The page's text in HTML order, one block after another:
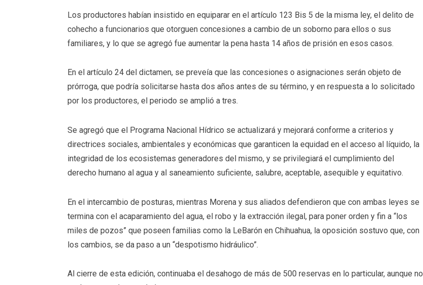
Los productores habían insistido en equiparar en el artículo 123 Bis 5 de la misma ley, el delito de
cohecho a funcionarios que otorguen concesiones a cambio de un soborno para ellos o sus
familiares, y lo que se agregó fue aumentar la pena hasta 14 años de prisión en esos casos.
En el artículo 24 del dictamen, se preveía que las concesiones o asignaciones serán objeto de
prórroga, que podría solicitarse hasta dos años antes de su término, y en respuesta a lo solicitado
por los productores, el periodo se amplió a tres.
Se agregó que el Programa Nacional Hídrico se actualizará y mejorará conforme a criterios y
directrices sociales, ambientales y económicas que garanticen la equidad en el acceso al líquido, la
integridad de los ecosistemas generadores del mismo, y se privilegiará el cumplimiento del
derecho humano al agua y al saneamiento suficiente, salubre, aceptable, asequible y equitativo.
En el intercambio de posturas, mientras Morena y sus aliados defendieron que con ambas leyes se
termina con el acaparamiento del agua, el robo y la extracción ilegal, para poner orden y fin a “los
miles de pozos” que poseen familias como la LeBarón en Chihuahua, la oposición sostuvo que, con
los cambios, se da paso a un “despotismo hidráulico”.
Al cierre de esta edición, continuaba el desahogo de más de 500 reservas en lo particular, aunque no